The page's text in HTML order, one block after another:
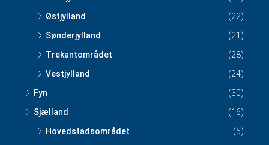
Østjylland
(22)
Sønderjylland
(21)
Trekantområdet
(28)
Vestjylland
(24)
Fyn
(30)
Sjælland
(16)
Hovedstadsområdet
(5)